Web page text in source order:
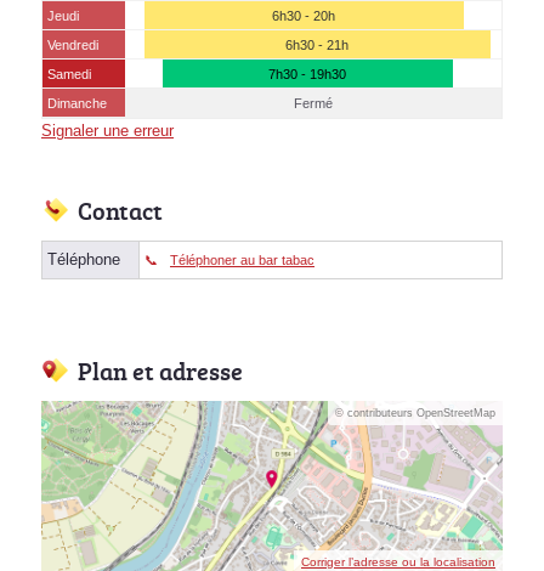
Jeudi
6h30 - 20h
Vendredi
6h30 - 21h
Samedi
7h30 - 19h30
Dimanche
Fermé
Signaler une erreur
Contact
Téléphone Téléphoner au bar tabac
Plan et adresse
© contributeurs OpenStreetMap
Corriger l’adresse ou la localisation